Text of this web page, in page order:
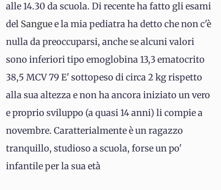
alle 14.30 da scuola. Di recente ha fatto gli esami
del Sanguee la mia pediatra ha detto che non c'è
nulla da preoccuparsi, anche se alcuni valori
sono inferiori tipo emoglobina 13,3 ematocrito
38,5 MCV 79 E' sottopeso di circa 2 kg rispetto
alla sua altezza e non ha ancora iniziato un vero
e proprio sviluppo (a quasi 14 anni) li compie a
novembre. Caratterialmente è un ragazzo
tranquillo, studioso a scuola, forse un po'
infantile per la sua età